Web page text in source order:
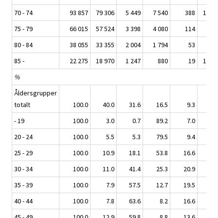
70 - 74
93 857 79 306 5 449 7 540 388
1 138
75 - 79
66 015 57 524 3 398 4 080 114
80 - 84
38 055 33 355 2 004 1 794 53
85 -
22 275 18 970 1 247 880 19
1 158
%
Åldersgrupper
totalt
100.0 40.0 31.6 16.5 9.3
- 19
100.0 3.0 0.7 89.2 7.0
20 - 24
100.0 5.5 5.3 79.5 9.4
25 - 29
100.0 10.9 18.1 53.8 16.6
30 - 34
100.0 11.0 41.4 25.3 20.9
35 - 39
100.0 7.9 57.5 12.7 19.5
40 - 44
100.0 7.8 63.6 8.2 16.6